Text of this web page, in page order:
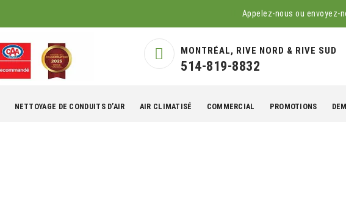
Appelez-nous ou envoyez-
MONTRÉAL, RIVE NORD & RIVE SUD
514-819-8832
NETTOYAGE DE CONDUITS D’AIR AIR CLIMATISÉ COMMERCIAL PROMOTIONS